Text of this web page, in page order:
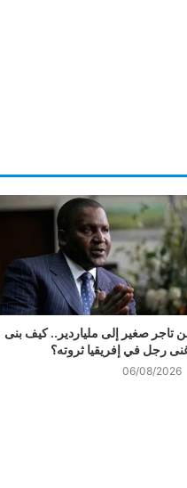
تاجر صغير إلى ملياردير.. كيف بنى
رجل في إفريقيا ثروته؟
06/08/2026